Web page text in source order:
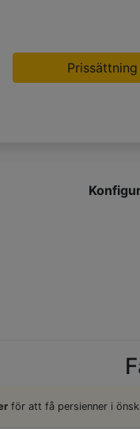
Prissättning
för att få persienner i